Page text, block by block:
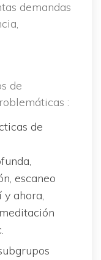
demandas
de
:
de
escaneo
ahora,